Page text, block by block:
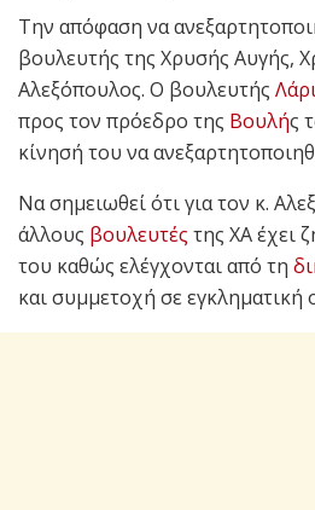
Την απόφαση να
βουλευτής της Χρυσής Αυγής,
Αλεξόπουλος. Ο βουλευτής
προς τον πρόεδρο της Βουλής
κίνησή του να
Να σημειωθεί ότι για τον κ.
άλλους βουλευτές της ΧΑ έχει
του καθώς ελέγχονται από τη
και συμμετοχή σε εγκληματική